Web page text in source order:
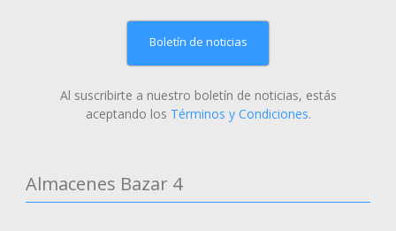
Boletín de noticias
Al suscribirte a nuestro boletín de noticias, estás
aceptando los Términos y Condiciones.
Almacenes Bazar 4